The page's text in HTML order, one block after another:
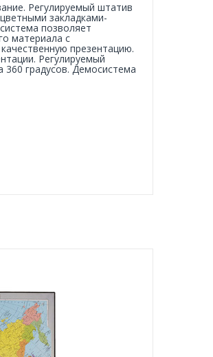
Регулируемый штатив
закладками-
позволяет
материала с
презентацию.
Регулируемый
градусов. Демосистема